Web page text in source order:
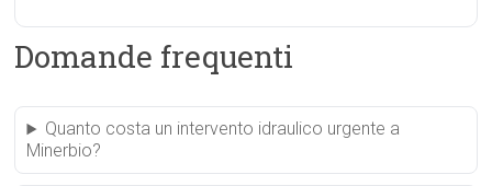
Domande frequenti
Quanto costa un intervento idraulico urgente a
Minerbio?